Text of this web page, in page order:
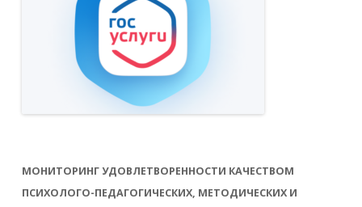
МОНИТОРИНГ УДОВЛЕТВОРЕННОСТИ КАЧЕСТВОМ
ПСИХОЛОГО-ПЕДАГОГИЧЕСКИХ, МЕТОДИЧЕСКИХ И